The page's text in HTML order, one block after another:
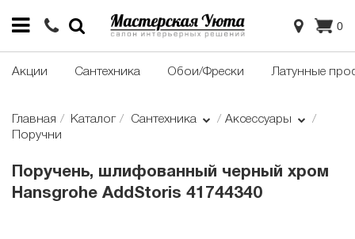
0
Акции Сантехника Обои/Фрески Латунные
Главная Каталог Сантехника
Аксессуары
Поручни
Поручень, шлифованный черный хром
Hansgrohe AddStoris 41744340